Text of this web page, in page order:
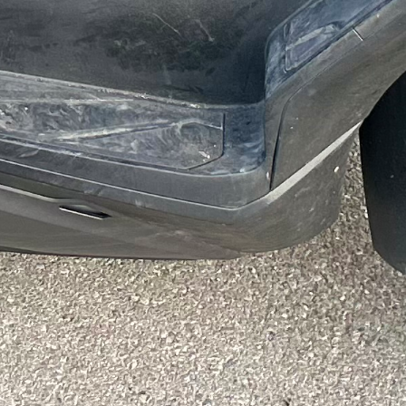
Support & Légal
Contactez-nous
Conditions générales
Charte du bon voisin